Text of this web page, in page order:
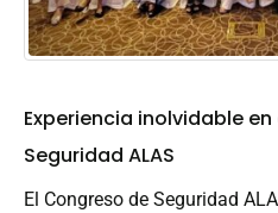
Experiencia inolvidable
Seguridad ALAS
El Congreso de Seguridad